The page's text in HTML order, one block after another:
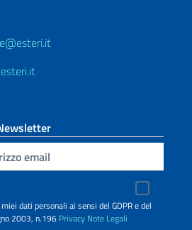
dati personali ai sensi del GDPR e del
2003, n.196 Privacy Note Legali